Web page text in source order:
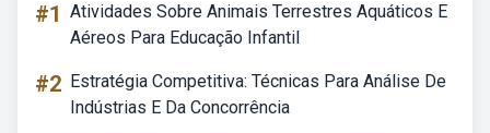
#1 Atividades Sobre Animais Terrestres Aquáticos E
Aéreos Para Educação Infantil
#2 Estratégia Competitiva: Técnicas Para Análise De
Indústrias E Da Concorrência